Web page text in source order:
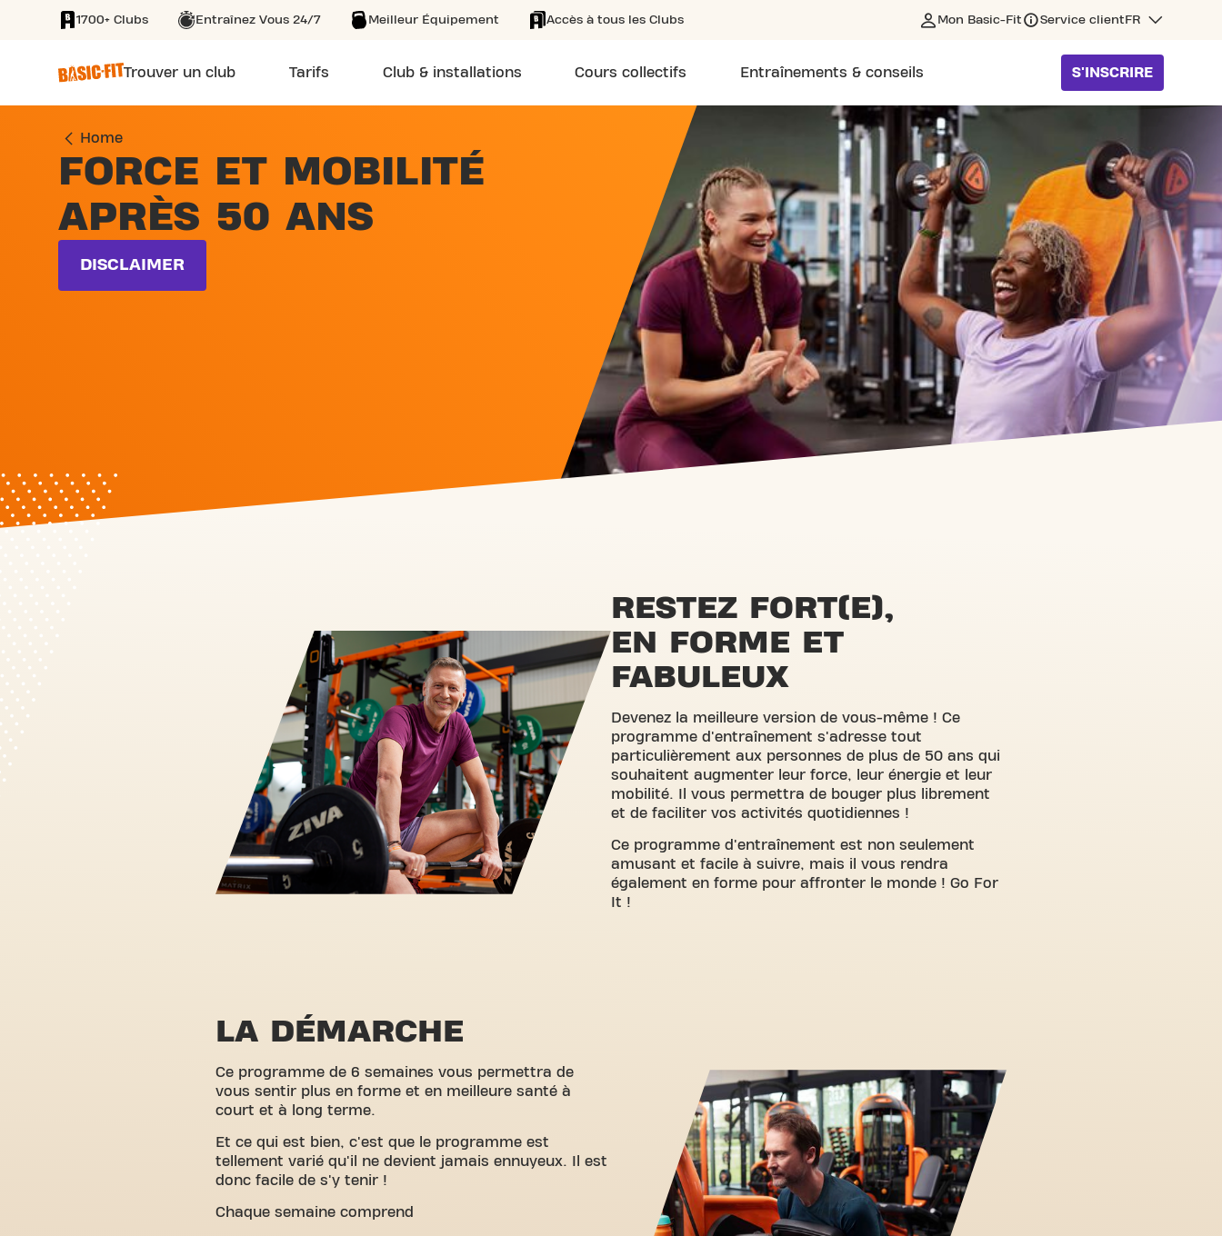
SKIP TO MAIN CONTENT
1700+ Clubs Entraînez Vous 24/7 Meilleur Équipement Accès à tous les Clubs Mon Basic-Fit Service client FR
Trouver un club Tarifs Club & installations Cours collectifs Entraînements & conseils S'INSCRIRE
Home
FORCE ET MOBILITÉ
APRÈS 50 ANS
DISCLAIMER
RESTEZ FORT(E),
EN FORME ET
FABULEUX
Devenez la meilleure version de vous-même ! Ce
programme d'entraînement s'adresse tout
particulièrement aux personnes de plus de 50 ans qui
souhaitent augmenter leur force, leur énergie et leur
mobilité. Il vous permettra de bouger plus librement
et de faciliter vos activités quotidiennes !
Ce programme d'entraînement est non seulement
amusant et facile à suivre, mais il vous rendra
également en forme pour affronter le monde ! Go For
It !
LA DÉMARCHE
Ce programme de 6 semaines vous permettra de
vous sentir plus en forme et en meilleure santé à
court et à long terme.
Et ce qui est bien, c'est que le programme est
tellement varié qu'il ne devient jamais ennuyeux. Il est
donc facile de s'y tenir !
Chaque semaine comprend